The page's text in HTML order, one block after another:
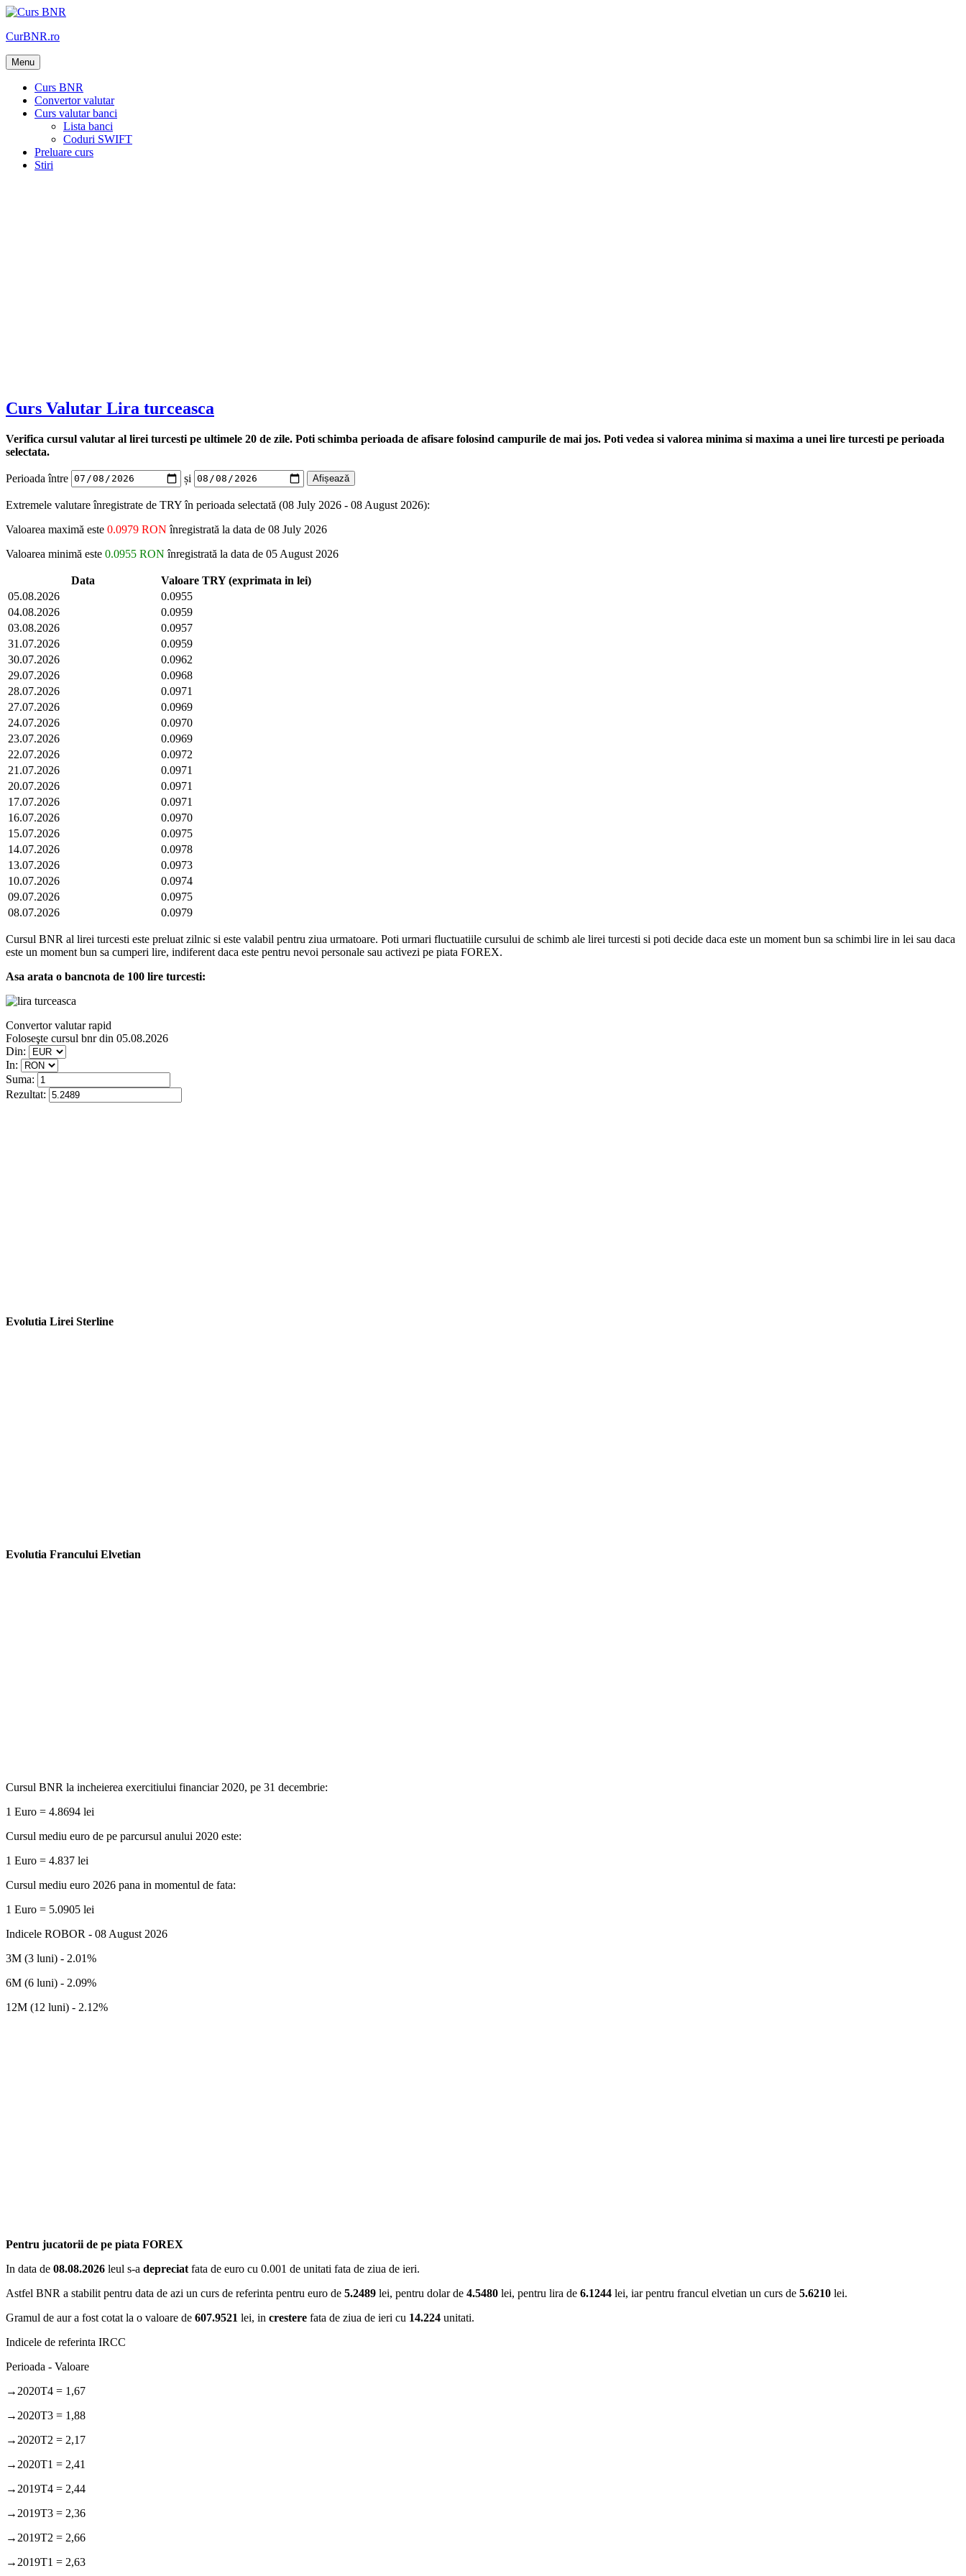
Skip
content
CurBNR.ro
Menu
Curs BNR
Convertor valutar
Curs valutar banci
Lista banci
Coduri SWIFT
Preluare curs
Stiri
Curs Valutar Lira turceasca
Verifica cursul valutar al lirei turcesti pe ultimele 20 de zile. Poti schimba perioada de afisare folosind campurile de mai jos. Poti vedea si valorea minima si maxima a unei lire turcesti pe perioada
selectata.
Perioada între și
Extremele valutare înregistrate de TRY în perioada selectată (08 July 2026 - 08 August 2026):
Valoarea maximă este 0.0979 RON înregistrată la data de 08 July 2026
Valoarea minimă este 0.0955 RON înregistrată la data de 05 August 2026
Data
Valoare TRY (exprimata in lei)
05.08.2026
0.0955
04.08.2026
0.0959
03.08.2026
0.0957
31.07.2026
0.0959
30.07.2026
0.0962
29.07.2026
0.0968
28.07.2026
0.0971
27.07.2026
0.0969
24.07.2026
0.0970
23.07.2026
0.0969
22.07.2026
0.0972
21.07.2026
0.0971
20.07.2026
0.0971
17.07.2026
0.0971
16.07.2026
0.0970
15.07.2026
0.0975
14.07.2026
0.0978
13.07.2026
0.0973
10.07.2026
0.0974
09.07.2026
0.0975
08.07.2026
0.0979
Cursul BNR al lirei turcesti este preluat zilnic si este valabil pentru ziua urmatoare. Poti urmari fluctuatiile cursului de schimb ale lirei turcesti si poti decide daca este un moment bun sa schimbi lire in lei sau daca
este un moment bun sa cumperi lire, indiferent daca este pentru nevoi personale sau activezi pe piata FOREX.
Asa arata o bancnota de 100 lire turcesti:
Convertor valutar rapid
Foloseşte cursul bnr din 05.08.2026
Din:
In:
Suma:
Rezultat:
Evolutia Lirei Sterline
Evolutia Francului Elvetian
Cursul BNR la incheierea exercitiului financiar 2020, pe 31 decembrie:
1 Euro = 4.8694 lei
Cursul mediu euro de pe parcursul anului 2020 este:
1 Euro = 4.837 lei
Cursul mediu euro 2026 pana in momentul de fata:
1 Euro = 5.0905 lei
Indicele ROBOR - 08 August 2026
3M (3 luni) - 2.01%
6M (6 luni) - 2.09%
12M (12 luni) - 2.12%
Pentru jucatorii de pe piata FOREX
In data de 08.08.2026 leul s-a depreciat fata de euro cu 0.001 de unitati fata de ziua de ieri.
Astfel BNR a stabilit pentru data de azi un curs de referinta pentru euro de 5.2489 lei, pentru dolar de 4.5480 lei, pentru lira de 6.1244 lei, iar pentru francul elvetian un curs de 5.6210 lei.
Gramul de aur a fost cotat la o valoare de 607.9521 lei, in crestere fata de ziua de ieri cu 14.224 unitati.
Indicele de referinta IRCC
Perioada - Valoare
→2020T4 = 1,67
→2020T3 = 1,88
→2020T2 = 2,17
→2020T1 = 2,41
→2019T4 = 2,44
→2019T3 = 2,36
→2019T2 = 2,66
→2019T1 = 2,63